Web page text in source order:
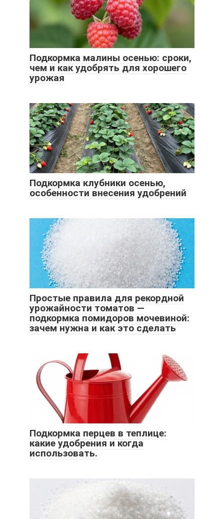
Подкормка малины осенью: сроки,
чем и как удобрять для хорошего
урожая
Подкормка клубники осенью,
особенности внесения удобрений
Простые правила для рекордной
урожайности томатов —
подкормка помидоров мочевиной:
зачем нужна и как это сделать
Подкормка перцев в теплице:
какие удобрения и когда
использовать.